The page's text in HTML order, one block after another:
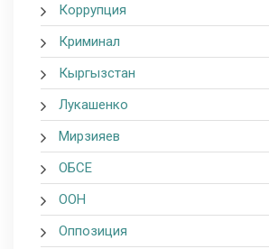
Коррупция
Криминал
Кыргызстан
Лукашенко
Мирзияев
ОБСЕ
ООН
Оппозиция